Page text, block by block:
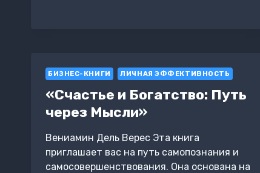
ДЛЯ
РОСТА
БИЗНЕС-КНИГИ ЛИЧНАЯ ЭФФЕКТИВНОСТЬ
«Счастье и Богатство: Путь
через Мысли»
Вениамин Дель Верес Эта книга
приглашает вас на путь самопознания и
самосовершенствования. Она основана на